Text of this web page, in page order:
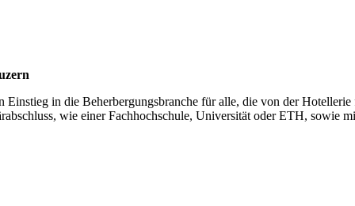
Einstieg in die Beherbergungsbranche für alle, die von der
wie einer Fachhochschule, Universität oder ETH, sowie